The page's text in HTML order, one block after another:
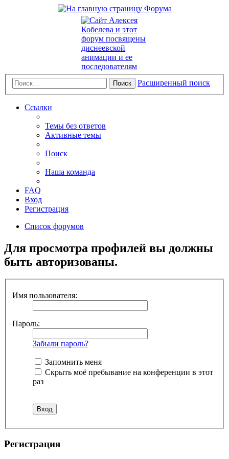
Поиск Расширенный поиск
Ссылки
Темы без ответов
Активные темы
Поиск
Наша команда
FAQ
Вход
Регистрация
Список форумов
Для просмотра профилей вы должны
быть авторизованы.
Имя пользователя:
Пароль:
Забыли пароль?
Запомнить меня
Скрыть моё пребывание на конференции в этот
раз
Регистрация